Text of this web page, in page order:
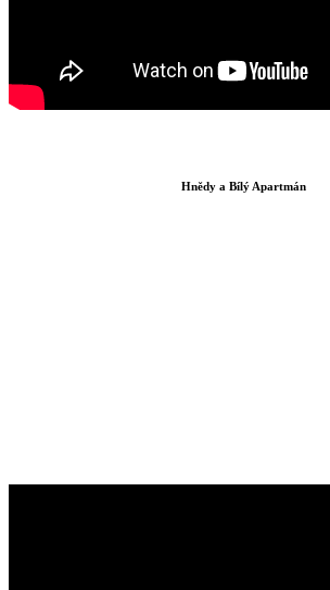
Hnědy a Bílý Apartmán